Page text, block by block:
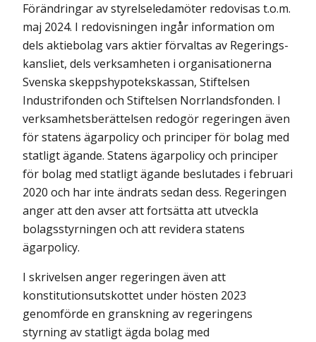
För­änd­ringar av styrelseledamöter redovisas t.o.m.
maj 2024. I redovisningen ingår information om
dels aktiebolag vars aktier förvaltas av Regerings­
kans­liet, dels verksamheten i organisationerna
Svenska skeppshypoteks­kassan, Stift­elsen
Industrifonden och Stiftelsen Norrlandsfonden. I
verksamhetsberättelsen redogör regeringen även
för statens ägarpolicy och principer för bolag med
statligt ägande. Statens ägarpolicy och principer
för bolag med statligt ägande beslutades i februari
2020 och har inte ändrats sedan dess. Regeringen
anger att den avser att fortsätta att utveckla
bolagsstyrningen och att revidera statens
ägarpolicy.
I skrivelsen anger regeringen även att
konstitutionsutskottet under hösten 2023
genomförde en granskning av regeringens
styrning av statligt ägda bolag med